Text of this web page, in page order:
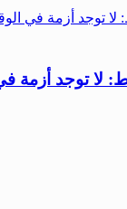
لا توجد أزمة